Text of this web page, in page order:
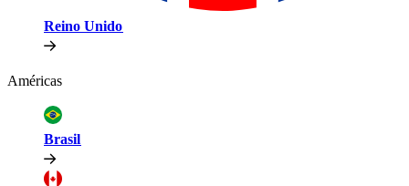
Reino Unido​​
Américas​​
Brasil​​